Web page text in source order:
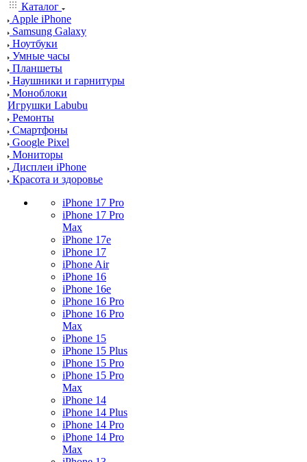
Каталог
Apple iPhone
Samsung Galaxy
Ноутбуки
Умные часы
Планшеты
Наушники и гарнитуры
Моноблоки
Игрушки Labubu
Ремонты
Смартфоны
Google Pixel
Мониторы
Дисплеи iPhone
Красота и здоровье
iPhone 17 Pro
iPhone 17 Pro
Max
iPhone 17e
iPhone 17
iPhone Air
iPhone 16
iPhone 16e
iPhone 16 Pro
iPhone 16 Pro
Max
iPhone 15
iPhone 15 Plus
iPhone 15 Pro
iPhone 15 Pro
Max
iPhone 14
iPhone 14 Plus
iPhone 14 Pro
iPhone 14 Pro
Max